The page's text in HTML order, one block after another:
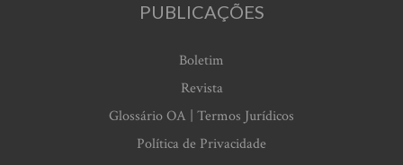
PUBLICAÇÕES
Boletim
Revista
Glossário OA | Termos Jurídicos
Política de Privacidade